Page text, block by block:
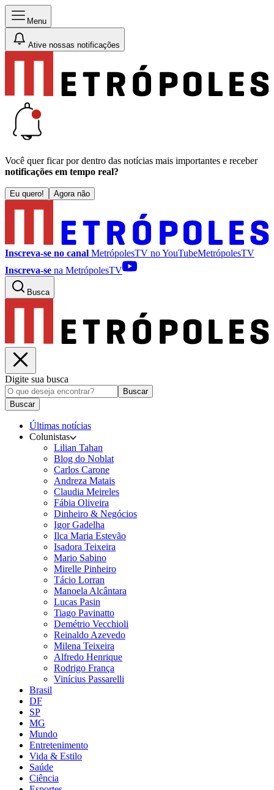
Menu
Ative nossas notificações
Você quer ficar por dentro das notícias mais importantes e receber
notificações em tempo real?
Eu quero! Agora não
Inscreva-se no canal MetrópolesTV noYouTubeMetrópolesTV
Inscreva-se na MetrópolesTV
Busca
Digite sua busca
Buscar
Buscar
Últimas notícias
Colunistas
Lilian Tahan
Blog do Noblat
Carlos Carone
Andreza Matais
Claudia Meireles
Fábia Oliveira
Dinheiro & Negócios
Igor Gadelha
Ilca Maria Estevão
Isadora Teixeira
Mario Sabino
Mirelle Pinheiro
Tácio Lorran
Manoela Alcântara
Lucas Pasin
Tiago Pavinatto
Demétrio Vecchioli
Reinaldo Azevedo
Milena Teixeira
Alfredo Henrique
Rodrigo França
Vinícius Passarelli
Brasil
DF
SP
MG
Mundo
Entretenimento
Vida & Estilo
Saúde
Ciência